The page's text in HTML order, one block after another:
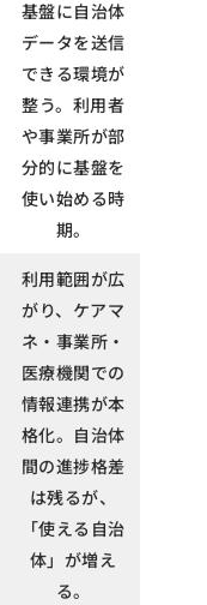
基盤に自治体
データを送信
できる環境が
整う。利用者
や事業所が部
分的に基盤を
使い始める時
期。
利用範囲が広
がり、ケアマ
ネ・事業所・
医療機関での
情報連携が本
格化。自治体
間の進捗格差
は残るが、
「使える自治
体」が増え
る。